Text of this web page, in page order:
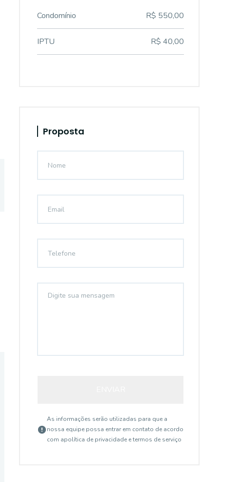
Condomínio R$ 550,00
IPTU R$ 40,00
Proposta
As informações serão utilizadas para que a
nossa equipe possa entrar em contato de acordo
com apolítica de privacidade e termos de serviço